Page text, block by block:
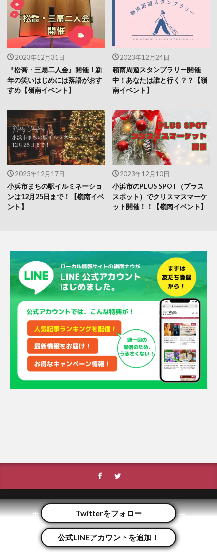
Twitterをフォロー
公式LINEアカウントを追加！
2023年12月31日
『松喬・三扇二人会』開催！新
年の笑いはじめには落語がおす
すめ【嶺南イベント】
2023年12月24日
嶺南周遊スタンプラリー開催
中！あなたは誰と行く？？【嶺
南イベント】
2023年12月17日
小浜市まちの駅イルミネーショ
ンは12月25日まで！【嶺南イベ
ント】
2023年12月10日
小浜市のPLUS SPOT（プラス
スポット）でクリスマスマーケ
ット開催！！【嶺南イベント】
ホーム 運営者情報
プライバシーポリシー
利用規約
広告掲載利用規約 お問い合わせ
© Copyright 2026嶺南ナウ｜嶺南の情報を毎日配信しているローカ